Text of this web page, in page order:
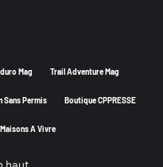
Mag Trail Adventure Mag
Sans Permis Boutique CPPRESSE
Maisons A Vivre